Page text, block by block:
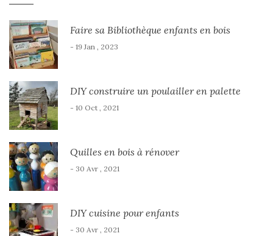
Faire sa Bibliothèque enfants en bois
- 19 Jan , 2023
DIY construire un poulailler en palette
- 10 Oct , 2021
Quilles en bois à rénover
- 30 Avr , 2021
DIY cuisine pour enfants
- 30 Avr , 2021